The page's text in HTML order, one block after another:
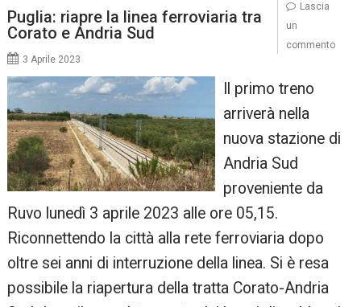
Puglia: riapre la linea ferroviaria tra
Corato e Andria Sud
3 Aprile 2023
Il primo treno
arriverà nella
nuova stazione di
Andria Sud
proveniente da
Ruvo lunedì 3 aprile 2023 alle ore 05,15.
Riconnettendo la città alla rete ferroviaria dopo
oltre sei anni di interruzione della linea. Si è resa
possibile la riapertura della tratta Corato-Andria
Lascia
un
commento